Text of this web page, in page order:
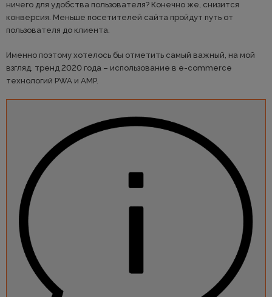
ничего для удобства пользователя? Конечно же, снизится
конверсия. Меньше посетителей сайта пройдут путь от
пользователя до клиента.
Именно поэтому хотелось бы отметить самый важный, на мой
взгляд, тренд 2020 года – использование в e-commerce
технологий PWA и AMP.